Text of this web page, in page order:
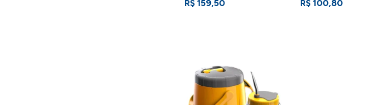
R$ 159,50 R$ 100,80